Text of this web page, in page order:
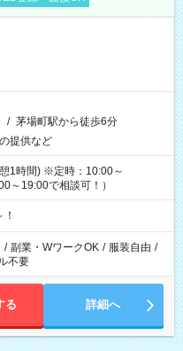
/ 茅場町駅から徒歩6分
提供など
1時間) ※定時：10:00～
～19:00で相談可！）
/ 副業・WワークOK / 服装自由 /
不要
る 詳細へ